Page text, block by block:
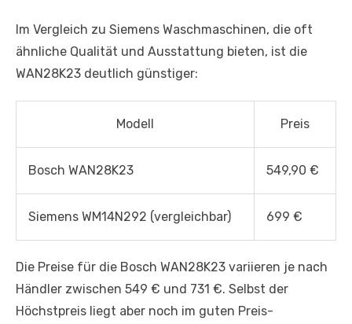
Im Vergleich zu Siemens Waschmaschinen, die oft
ähnliche Qualität und Ausstattung bieten, ist die
WAN28K23 deutlich günstiger:
Modell Preis
Bosch WAN28K23 549,90 €
Siemens WM14N292 (vergleichbar) 699 €
Die Preise für die Bosch WAN28K23 variieren je nach
Händler zwischen 549 € und 731 €. Selbst der
Höchstpreis liegt aber noch im guten Preis-